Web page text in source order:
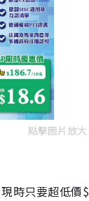
點擊圖片放大
時只要超低